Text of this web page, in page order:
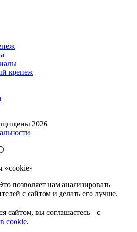
крепеж
2026
«cookie»
позволяет нам анализировать
взаимодействие посетителей с сайтом и делать его лучше.
сайтом, вы соглашаетесь с
cookie.